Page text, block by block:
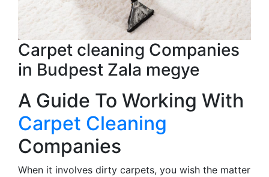
Carpet cleaning Companies
in Budpest Zala megye
A Guide To Working With
Carpet Cleaning
Companies
When it involves dirty carpets, you wish the matter